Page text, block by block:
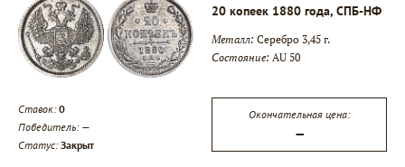
20 копеек 1880 года, СПБ-НФ
Металл: Серебро 3,45 г.
Состояние: AU 50
Ставок:0
Победитель: —
Статус:Закрыт
Окончательная цена:
—